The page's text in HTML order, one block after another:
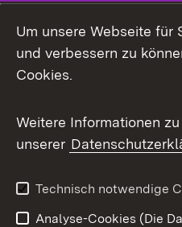
Um unsere Webseite für
und verbessern zu
Cookies.
Weitere Informationen
unserer
Technisch notwendige
Analyse-Cookies (Die